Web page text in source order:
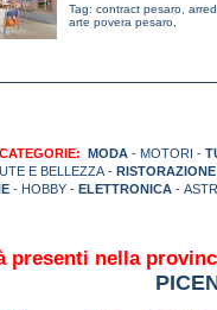
Tag: contract pesaro
arte povera pesaro
MODA - MOTORI -
E BELLEZZA -
- HOBBY - ELETTRONICA -
presenti nella